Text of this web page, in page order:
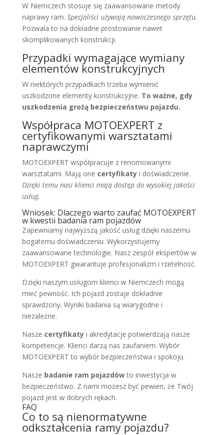
W Niemczech stosuje się zaawansowane metody
naprawy ram. Specjaliści używają nowoczesnego sprzętu.
Pozwala to na dokładne prostowanie nawet
skomplikowanych konstrukcji.
Przypadki wymagające wymiany
elementów konstrukcyjnych
W niektórych przypadkach trzeba wymienić
uszkodzone elementy konstrukcyjne. To ważne, gdy
uszkodzenia grożą bezpieczeństwu pojazdu.
Współpraca MOTOEXPERT z
certyfikowanymi warsztatami
naprawczymi
MOTOEXPERT współpracuje z renomowanymi
warsztatami. Mają one certyfikatyi doświadczenie.
Dzięki temu nasi klienci mają dostęp do wysokiej jakości
usług.
Wniosek: Dlaczego warto zaufać MOTOEXPERT
w kwestii badania ram pojazdów
Zapewniamy najwyższą jakość usług dzięki naszemu
bogatemu doświadczeniu. Wykorzystujemy
zaawansowane technologie. Nasz zespół ekspertów w
MOTOEXPERT gwarantuje profesjonalizm i rzetelność.
Dzięki naszym usługom klienci w Niemczech mogą
mieć pewność. Ich pojazd zostaje dokładnie
sprawdzony. Wyniki badania są wiarygodne i
niezależne.
Nasze certyfikatyi akredytacje potwierdzają nasze
kompetencje. Klienci darzą nas zaufaniem. Wybór
MOTOEXPERT to wybór bezpieczeństwa i spokoju.
Nasze badanie ram pojazdówto inwestycja w
bezpieczeństwo. Z nami możesz być pewien, że Twój
pojazd jest w dobrych rękach.
FAQ
Co to są nienormatywne
odkształcenia ramy pojazdu?